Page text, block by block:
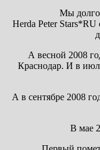
Мы долго
Herda Peter
А весной 2008
Краснодар. И в
А в сентябре 2008
В мае